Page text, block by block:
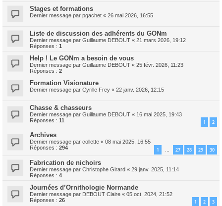
Stages et formations
Dernier message par pgachet « 26 mai 2026, 16:55
Liste de discussion des adhérents du GONm
Dernier message par Guillaume DEBOUT « 21 mars 2026, 19:12
Réponses : 1
Help ! Le GONm a besoin de vous
Dernier message par Guillaume DEBOUT « 25 févr. 2026, 11:23
Réponses : 2
Formation Visionature
Dernier message par Cyrille Frey « 22 janv. 2026, 12:15
Chasse & chasseurs
Dernier message par Guillaume DEBOUT « 16 mai 2025, 19:43
Réponses : 11 1 2
Archives
Dernier message par collette « 08 mai 2025, 16:55
Réponses : 294 1 … 27 28 29 30
Fabrication de nichoirs
Dernier message par Christophe Girard « 29 janv. 2025, 11:14
Réponses : 4
Journées d’Ornithologie Normande
Dernier message par DEBOUT Claire « 05 oct. 2024, 21:52
Réponses : 26 1 2 3